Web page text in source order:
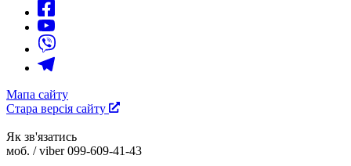
Мапа сайту
Стара версія сайту
Як зв'язатись
моб. / viber 099-609-41-43